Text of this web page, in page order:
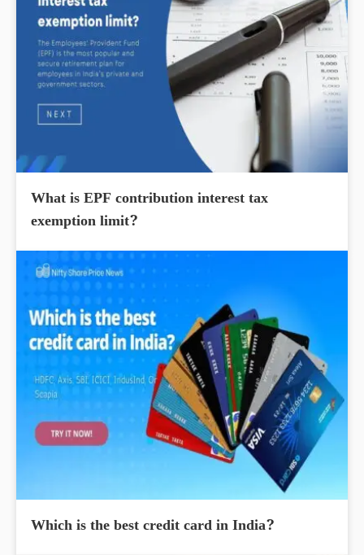
What is EPF contribution interest tax
exemption limit?
Which is the best credit card in India?